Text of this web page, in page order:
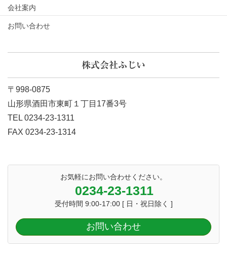
会社案内
お問い合わせ
株式会社ふじい
〒998-0875
山形県酒田市東町１丁目17番3号
TEL 0234-23-1311
FAX 0234-23-1314
お気軽にお問い合わせください。
0234-23-1311
受付時間 9:00-17:00 [ 日・祝日除く ]
お問い合わせ